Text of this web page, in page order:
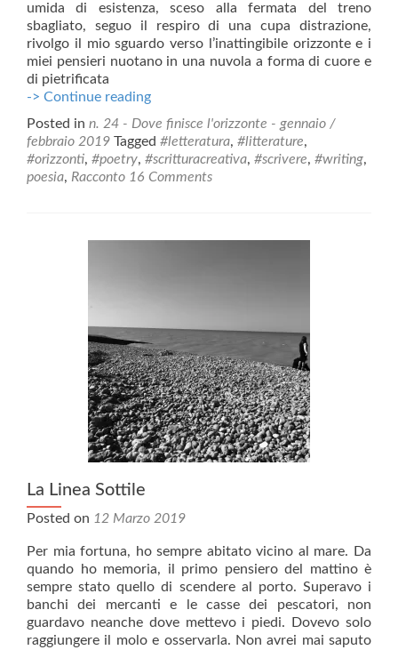
umida di esistenza, sceso alla fermata del treno
sbagliato, seguo il respiro di una cupa distrazione,
rivolgo il mio sguardo verso l’inattingibile orizzonte e i
miei pensieri nuotano in una nuvola a forma di cuore e
di pietrificata
-> Continue readingUna
di
cielo
Posted in n. 24 - Dove finisce l'orizzonte - gennaio /
febbraio 2019 Tagged #letteratura, #litterature,
#orizzonti, #poetry, #scritturacreativa, #scrivere, #writing,
poesia, Racconto 16 Comments
La Linea Sottile
Posted on 12 Marzo 2019
Per mia fortuna, ho sempre abitato vicino al mare. Da
quando ho memoria, il primo pensiero del mattino è
sempre stato quello di scendere al porto. Superavo i
banchi dei mercanti e le casse dei pescatori, non
guardavo neanche dove mettevo i piedi. Dovevo solo
raggiungere il molo e osservarla. Non avrei mai saputo